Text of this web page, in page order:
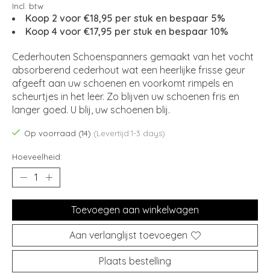
Incl. btw
Koop 2 voor €18,95 per stuk en bespaar 5%
Koop 4 voor €17,95 per stuk en bespaar 10%
Cederhouten Schoenspanners gemaakt van het vocht
absorberend cederhout wat een heerlijke frisse geur
afgeeft aan uw schoenen en voorkomt rimpels en
scheurtjes in het leer. Zo blijven uw schoenen fris en
langer goed. U blij, uw schoenen blij.
Op voorraad (14) (Levertijd:1-3 days)
Hoeveelheid:
Toevoegen aan winkelwagen
Aan verlanglijst toevoegen
Plaats bestelling